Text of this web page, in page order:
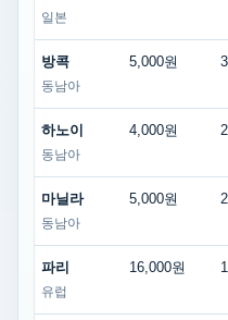
일본
방콕
동남아
5,000원
하노이
동남아
4,000원
마닐라
동남아
5,000원
파리
유럽
16,000원